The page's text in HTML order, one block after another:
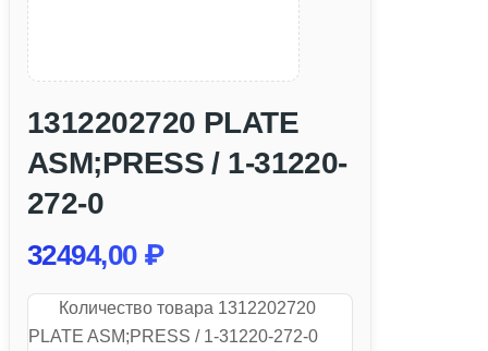
1312202720 PLATE
ASM;PRESS / 1-31220-
272-0
32494,00 ₽
Количество товара 1312202720
PLATE ASM;PRESS / 1-31220-272-0